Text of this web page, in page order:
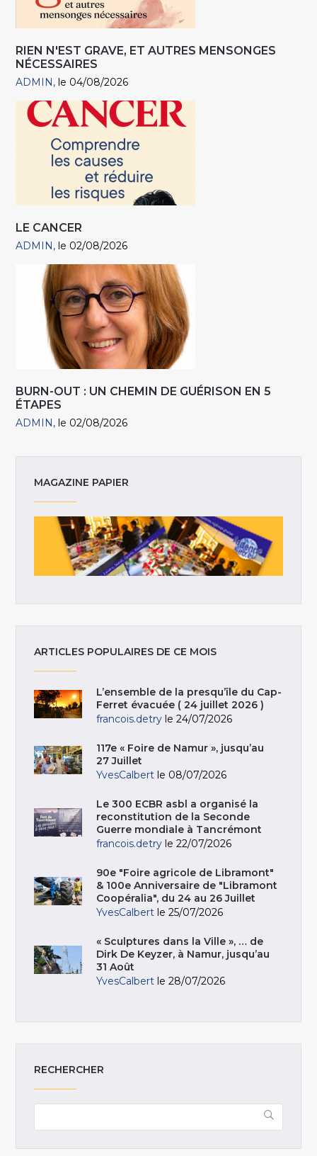
RIEN N'EST GRAVE, ET AUTRES MENSONGES
NÉCESSAIRES
ADMIN le 04/08/2026
LE CANCER
ADMIN le 02/08/2026
BURN-OUT : UN CHEMIN DE GUÉRISON EN 5
ÉTAPES
ADMIN le 02/08/2026
MAGAZINE PAPIER
ARTICLES POPULAIRES DE CE MOIS
L’ensemble de la presqu’île du Cap-
Ferret évacuée ( 24 juillet 2026 )
francois.detry le 24/07/2026
117e « Foire de Namur », jusqu’au
27 Juillet
YvesCalbert le 08/07/2026
Le 300 ECBR asbl a organisé la
reconstitution de la Seconde
Guerre mondiale à Tancrémont
francois.detry le 22/07/2026
90e "Foire agricole de Libramont"
& 100e Anniversaire de "Libramont
Coopéralia", du 24 au 26 Juillet
YvesCalbert le 25/07/2026
« Sculptures dans la Ville », … de
Dirk De Keyzer, à Namur, jusqu’au
31 Août
YvesCalbert le 28/07/2026
RECHERCHER